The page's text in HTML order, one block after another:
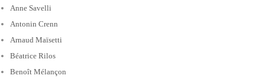
Anne Savelli
Antonin Crenn
Arnaud Maïsetti
Béatrice Rilos
Benoît Mélançon